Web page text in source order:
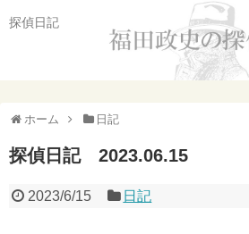
探偵日記
ホーム 日記
探偵日記 2023.06.15
2023/6/15 日記